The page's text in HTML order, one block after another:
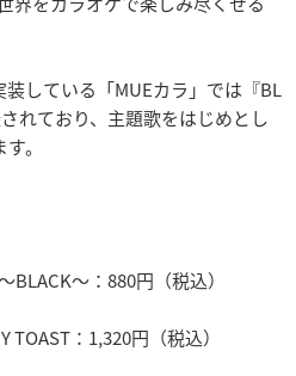
している「MUEカラ」では『BL
れており、主題歌をはじめとし
。
BLACK～：880円（税込）
TOAST：1,320円（税込）